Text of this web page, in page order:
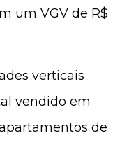
um VGV de R$
verticais
vendido em
de